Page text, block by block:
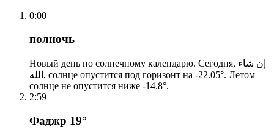
0:00
полночь
Новый день по солнечному календарю. Сегодня, إن شاء
الله, солнце опустится под горизонт на -22.05°. Летом
солнце не опустится ниже -14.8°.
2:59
Фаджр 19°